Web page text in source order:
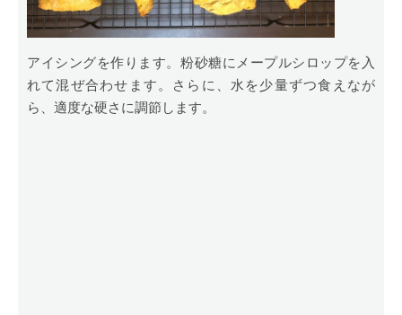
アイシングを作ります。粉砂糖にメープルシロップを入
れて混ぜ合わせます。さらに、水を少量ずつ食えなが
ら、適度な硬さに調節します。